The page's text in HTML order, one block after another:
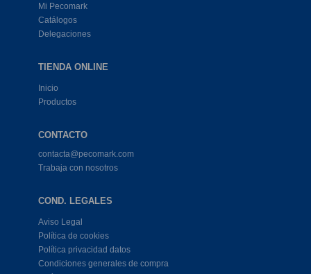
Mi Pecomark
Catálogos
Delegaciones
TIENDA ONLINE
Inicio
Productos
CONTACTO
contacta@pecomark.com
Trabaja con nosotros
COND. LEGALES
Aviso Legal
Política de cookies
Política privacidad datos
Condiciones generales de compra